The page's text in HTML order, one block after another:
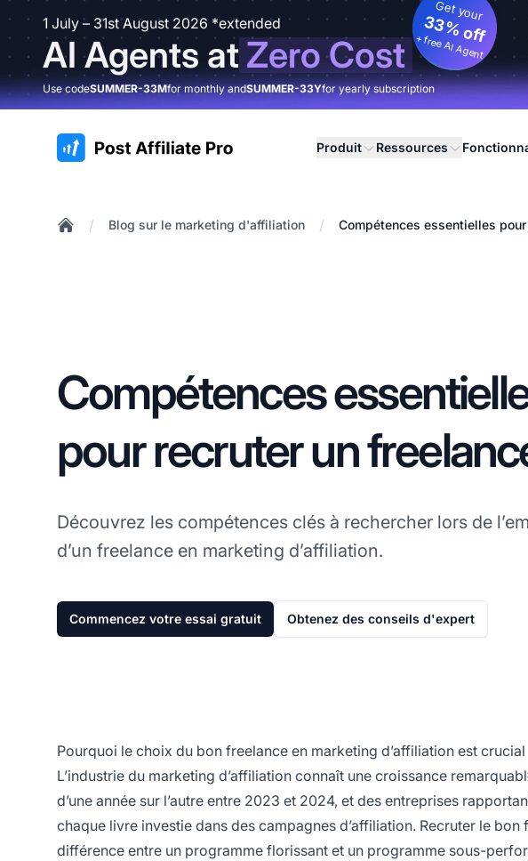
1 July – 31st August 2026 *extended
AI Agents atZero Cost
Get your
33% off
+ free AI Agent
Use codeSUMMER-33Mfor monthly andSUMMER-33Yfor yearly subscription
:site.title Produit Ressources
/ Blog sur le marketing d'affiliation / Compétences essentielles
Compétences
pour recruter un
Découvrez les compétences clés à rechercher lors de
d’un freelance en marketing d’affiliation.
Commencez votre essai gratuit Obtenez des conseils d'expert
Pourquoi le choix du bon freelance en marketing d’affiliation est crucial
L’industrie du marketing d’affiliation connaît une croissance
d’une année sur l’autre entre 2023 et 2024, et des entreprises
chaque livre investie dans des campagnes d’affiliation. Recruter le
différence entre un programme florissant et un programme sous-